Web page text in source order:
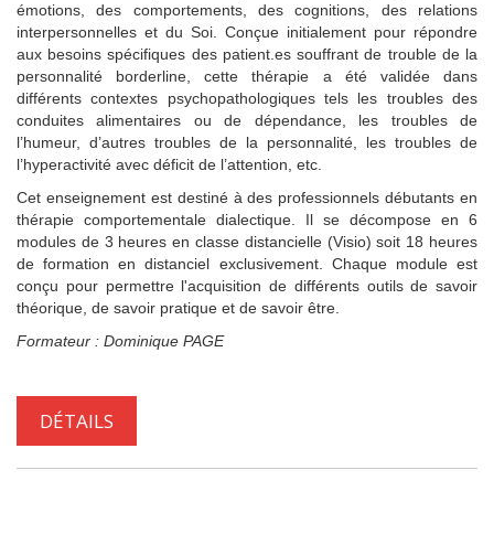
émotions, des comportements, des cognitions, des relations
interpersonnelles et du Soi. Conçue initialement pour répondre
aux besoins spécifiques des patient.es souffrant de trouble de la
personnalité borderline, cette thérapie a été validée dans
différents contextes psychopathologiques tels les troubles des
conduites alimentaires ou de dépendance, les troubles de
l’humeur, d’autres troubles de la personnalité, les troubles de
l’hyperactivité avec déficit de l’attention, etc.
Cet enseignement est destiné à des professionnels débutants en
thérapie comportementale dialectique. Il se décompose en 6
modules de 3 heures en classe distancielle (Visio) soit 18 heures
de formation en distanciel exclusivement. Chaque module est
conçu pour permettre l'acquisition de différents outils de savoir
théorique, de savoir pratique et de savoir être.
Formateur : Dominique PAGE
DÉTAILS